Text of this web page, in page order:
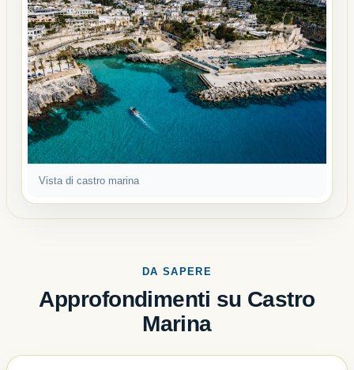
Vista di castro marina
DA SAPERE
Approfondimenti su Castro
Marina